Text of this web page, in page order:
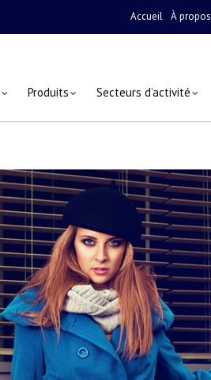
Accueil À propos
Produits Secteurs d’activité